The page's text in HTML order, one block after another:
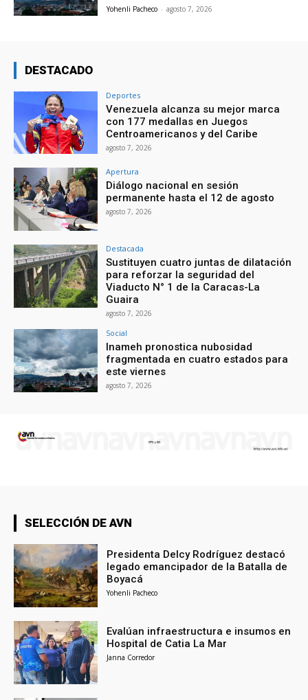
Yohenli Pacheco - agosto 7, 2026
DESTACADO
Deportes
Venezuela alcanza su mejor marca
con 177 medallas en Juegos
Centroamericanos y del Caribe
agosto 7, 2026
Apertura
Diálogo nacional en sesión
permanente hasta el 12 de agosto
agosto 7, 2026
Destacada
Sustituyen cuatro juntas de dilatación
para reforzar la seguridad del
Viaducto N° 1 de la Caracas-La
Guaira
agosto 7, 2026
Social
Inameh pronostica nubosidad
fragmentada en cuatro estados para
este viernes
agosto 7, 2026
SELECCIÓN DE AVN
Presidenta Delcy Rodríguez destacó
legado emancipador de la Batalla de
Boyacá
Yohenli Pacheco
Evalúan infraestructura e insumos en
Hospital de Catia La Mar
Janna Corredor